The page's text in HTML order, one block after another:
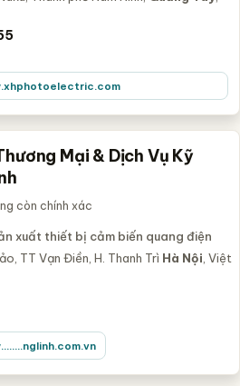
Mại & Dịch Vụ Kỹ
còn chính xác
xuất thiết bị cảm biến quang điện
TT Vạn Điền, H. Thanh Trì Hà Nội , Việt